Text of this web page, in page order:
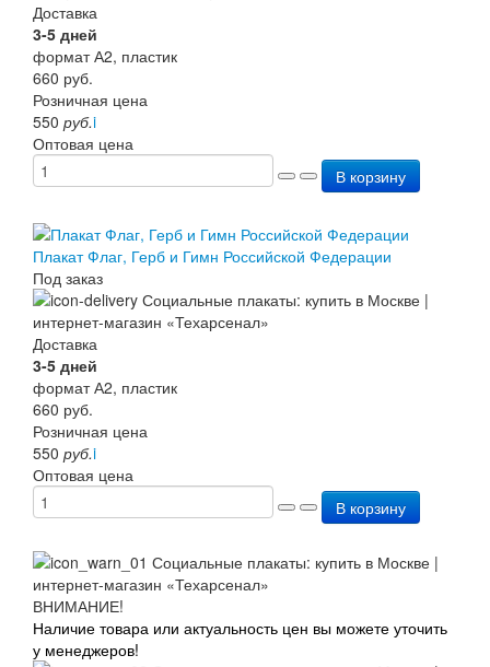
Доставка
3-5 дней
формат А2, пластик
660 руб.
Розничная цена
550 руб.i
Оптовая цена
В корзину
Плакат Флаг, Герб и Гимн Российской Федерации
Под заказ
Доставка
3-5 дней
формат А2, пластик
660 руб.
Розничная цена
550 руб.i
Оптовая цена
В корзину
ВНИМАНИЕ!
Наличие товара или актуальность цен вы можете уточить
у менеджеров!